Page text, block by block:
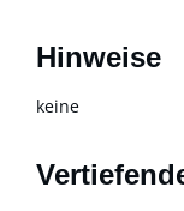
Hinweise
keine